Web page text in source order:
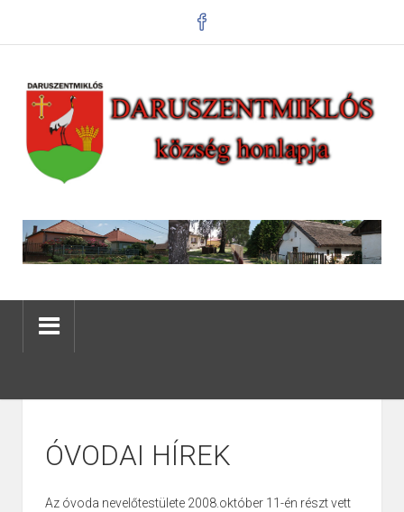
ÓVODAI HÍREK
Az óvoda nevelőtestülete 2008.október 11-én részt vett